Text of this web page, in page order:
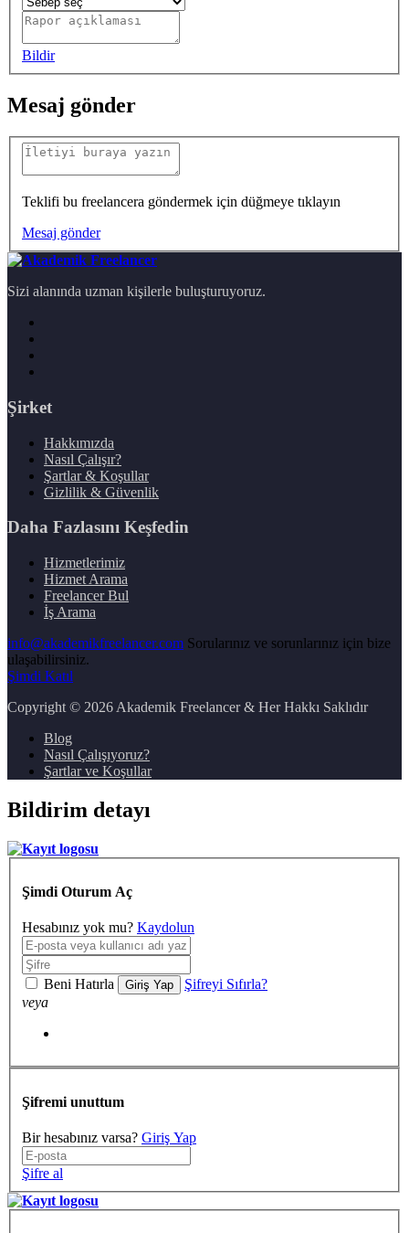
Bildir
Mesaj gönder
Teklifi bu freelancera göndermek için düğmeye tıklayın
Mesaj gönder
Sizi alanında uzman kişilerle buluşturuyoruz.
Şirket
Hakkımızda
Nasıl Çalışır?
Şartlar & Koşullar
Gizlilik & Güvenlik
Daha Fazlasını Keşfedin
Hizmetlerimiz
Hizmet Arama
Freelancer Bul
İş Arama
info@akademikfreelancer.com Sorularınız ve sorunlarınız için bize
ulaşabilirsiniz.
Şimdi Katıl
Copyright © 2026 Akademik Freelancer & Her Hakkı Saklıdır
Blog
Nasıl Çalışıyoruz?
Şartlar ve Koşullar
Bildirim detayı
Şimdi Oturum Aç
Hesabınız yok mu? Kaydolun
Beni Hatırla Giriş Yap
Şifreyi Sıfırla?
veya
Şifremi unuttum
Bir hesabınız varsa? Giriş Yap
Şifre al